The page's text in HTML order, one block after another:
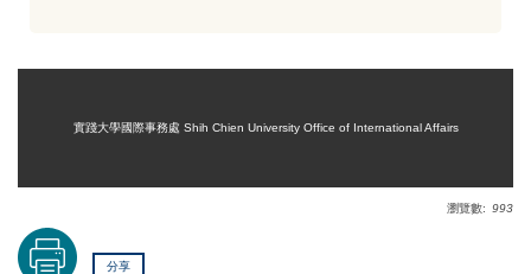
實踐大學國際事務處 Shih Chien University Office of International Affairs
瀏覽數: 993
分享